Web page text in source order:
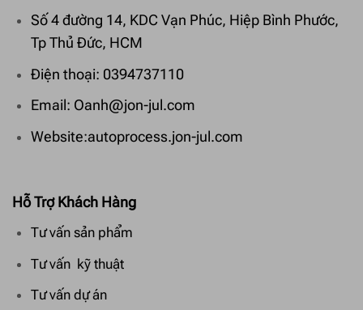
Số 4 đường 14, KDC Vạn Phúc, Hiệp Bình Phước,
Tp Thủ Đức, HCM
Điện thoại: 0394737110
Email: Oanh@jon-jul.com
Website:autoprocess.jon-jul.com
Hỗ Trợ Khách Hàng
Tư vấn sản phẩm
Tư vấn kỹ thuật
Tư vấn dự án